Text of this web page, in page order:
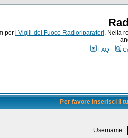
per i Vigili del Fuoco Radioriparatori. Nella
FAQ
Per favore inserisci il
Username: